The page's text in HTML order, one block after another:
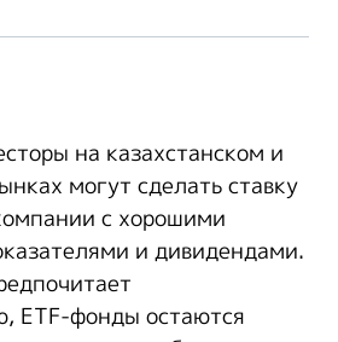
на казахстанском и
могут сделать ставку
с хорошими
и дивидендами.
ETF-фонды остаются